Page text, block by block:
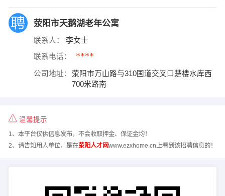
荥阳市天鹅湖老年公寓
联系人： 李女士
联系电话： ****
公司地址：
荥阳市万山路与310国道交叉口楚楼水库西
700米路南
温馨提示
1、本平台仅供信息发布，不会收取押金、保证金均！
2、请告知用人单位，是在荥阳人才网www.ezxhome.cn上看到该招聘信息的！